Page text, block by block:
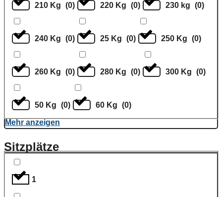
210 Kg (0) 220 Kg (0) 230 kg (0)
240 Kg (0) 25 Kg (0) 250 Kg (0)
260 Kg (0) 280 Kg (0) 300 Kg (0)
50 Kg (0) 60 Kg (0)
Mehr anzeigen
Sitzplätze
1